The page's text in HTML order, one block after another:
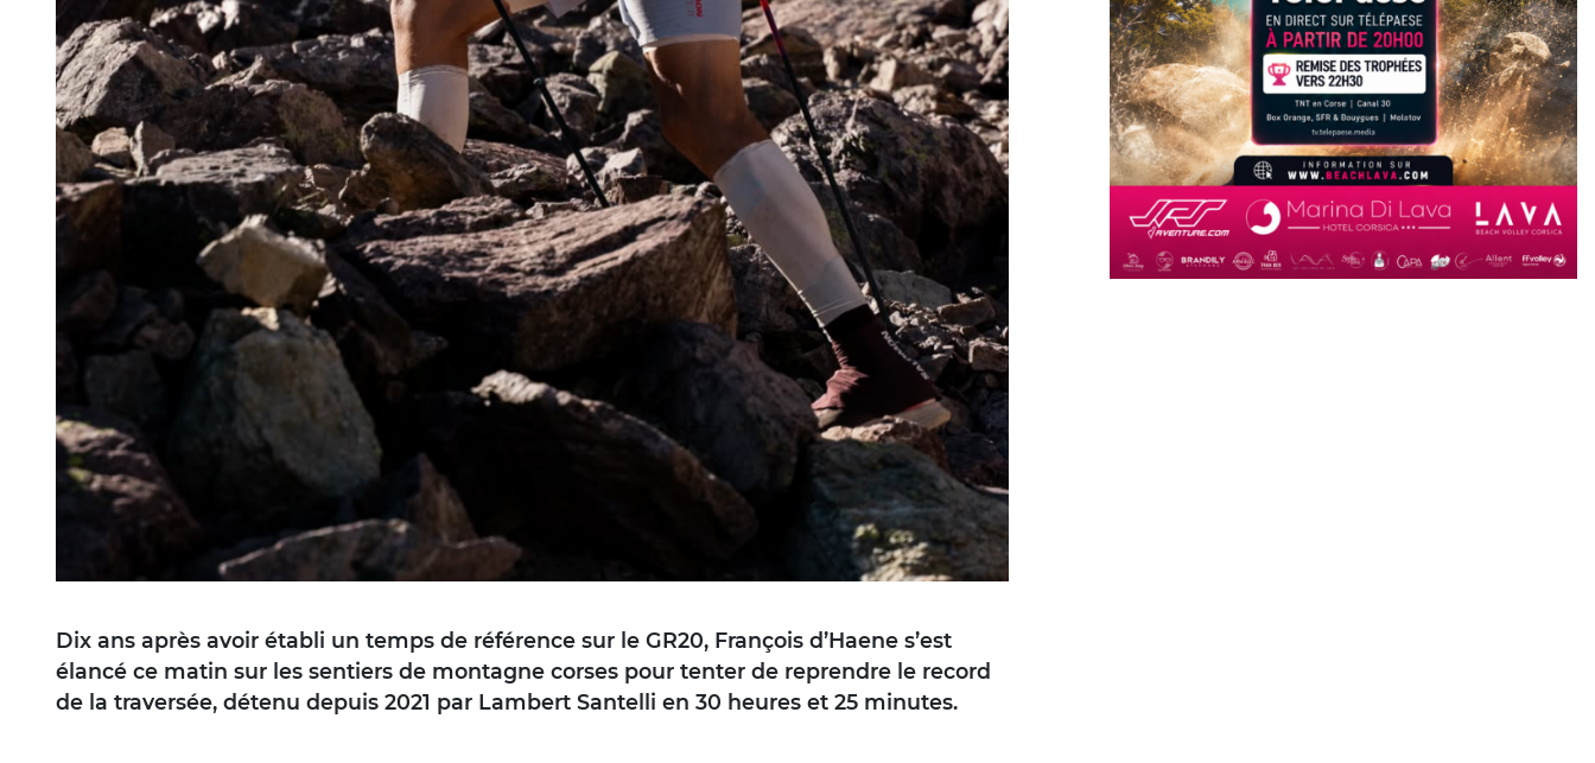
Dix ans après avoir établi un temps de référence sur le GR20, François d’Haene s’est
élancé ce matin sur les sentiers de montagne corses pour tenter de reprendre le record
de la traversée, détenu depuis 2021 par Lambert Santelli en 30 heures et 25 minutes.